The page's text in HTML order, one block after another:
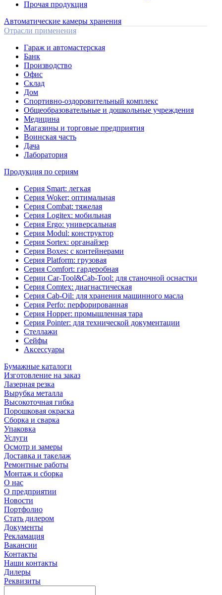
Прочая продукция
Автоматические камеры хранения
Отрасли применения
Гараж и автомастерская
Банк
Производство
Офис
Склад
Дом
Спортивно-оздоровительный комплекс
Общеобразовательные и дошкольные учреждения
Медицина
Магазины и торговые предприятия
Воинская часть
Дача
Лаборатория
Продукция по сериям
Серия Smart: легкая
Серия Woker: оптимальная
Серия Combat: тяжелая
Серия Logitex: мобильная
Серия Ergo: универсальная
Серия Modul: конструктор
Серия Sortex: органайзер
Серия Boxes: с контейнерами
Серия Platform: грузовая
Серия Comfort: гардеробная
Серии Car-Tool&Cab-Tool: для станочной оснастки
Серия Comtex: диагнастическая
Серия Cab-Oil: для хранения машинного масла
Серия Perfo: перфорированная
Серия Hopper: промышленная тара
Серия Pointer: для технической документации
Стеллажи
Сейфы
Аксессуары
Бумажные каталоги
Изготовление на заказ
Лазерная резка
Вырубка металла
Высокоточная гибка
Порошковая окраска
Сборка и сварка
Упаковка
Услуги
Осмотр и замеры
Доставка и такелаж
Ремонтные работы
Монтаж и сборка
О нас
О предприятии
Новости
Портфолио
Стать дилером
Документы
Рекламация
Вакансии
Контакты
Наши контакты
Дилеры
Реквизиты